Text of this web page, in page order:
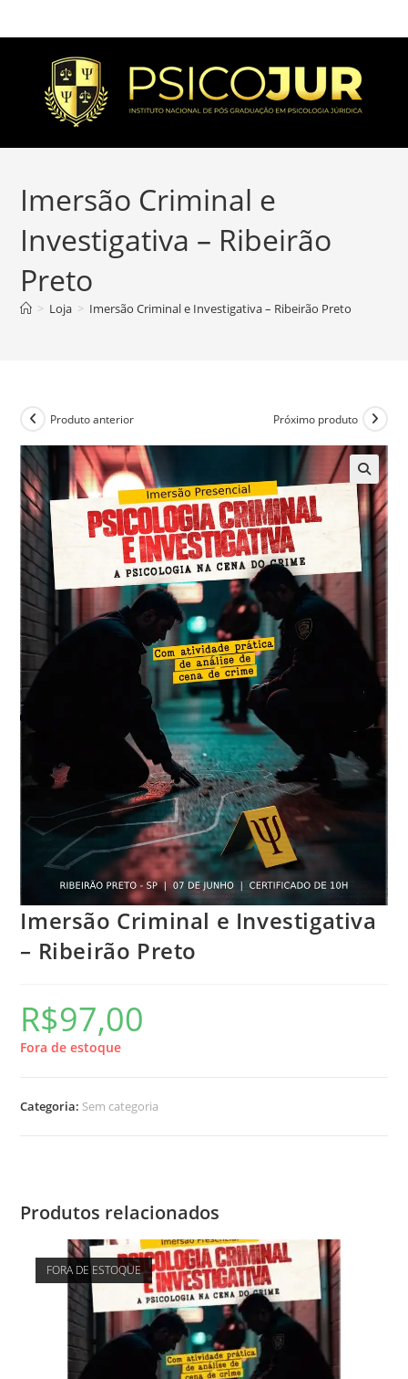
Imersão Criminal e
Investigativa – Ribeirão
Preto
> Loja > Imersão Criminal e Investigativa – Ribeirão Preto
Produto anterior Próximo produto
Imersão Criminal e Investigativa
– Ribeirão Preto
R$97,00
Fora de estoque
Categoria: Sem categoria
Produtos relacionados
FORA DE ESTOQUE